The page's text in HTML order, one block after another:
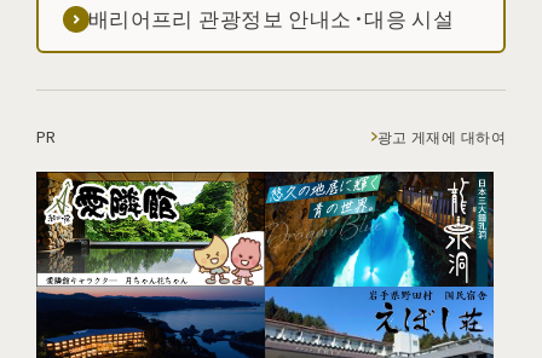
배리어프리 관광정보 안내소·대응 시설
PR 광고 게재에 대하여